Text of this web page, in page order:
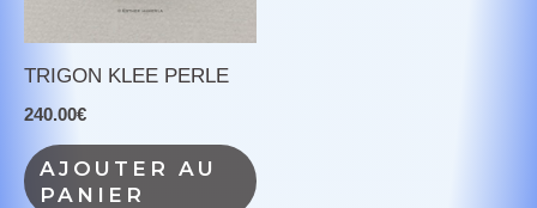
TRIGON KLEE PERLE
240.00€
AJOUTER AU
PANIER